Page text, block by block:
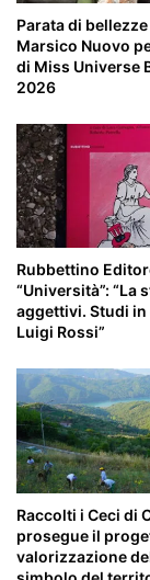
Parata di
Marsico Nuovo
di Miss Universe
2026
Rubbettino
“Università”: “La
aggettivi. Studi in
Luigi Rossi”
Raccolti i Ceci di
prosegue il
valorizzazione